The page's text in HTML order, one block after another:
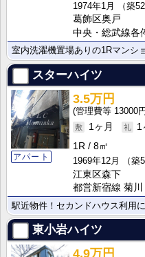
1974年1月
（築
葛飾区奥戸
中央・総武線各
室内洗濯機置場ありの1Rマンシ
スターハイツ
アパート
3.5万円
13000円
1ヶ月
1
1R
8㎡
1969年12月
（築
江東区森下
都営新宿線 菊
駅近物件！セカンドハウス利用
東小岩ハイツ
4.9万円